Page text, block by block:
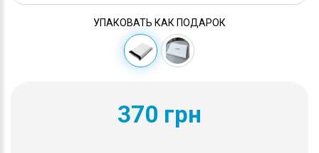
УПАКОВАТЬ КАК ПОДАРОК
370 грн